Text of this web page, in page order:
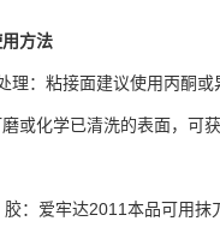
方法
理：粘接面建议使用丙酮
或化学已清洗的表面，可
：爱牢达2011本品可用抹